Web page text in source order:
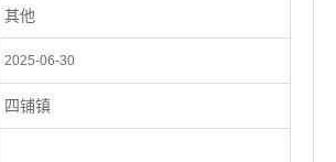
其他
2025-06-30
四铺镇